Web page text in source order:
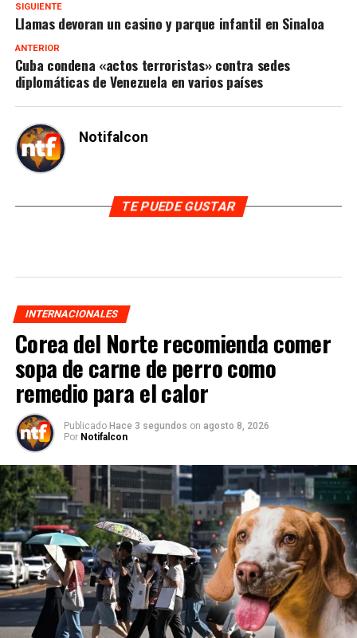
SIGUIENTE
Llamas devoran un casino y parque infantil en Sinaloa
ANTERIOR
Cuba condena «actos terroristas» contra sedes
diplomáticas de Venezuela en varios países
Notifalcon
TE PUEDE GUSTAR
INTERNACIONALES
Corea del Norte recomienda comer
sopa de carne de perro como
remedio para el calor
Publicado Hace 3 segundos on agosto 8, 2026
Por Notifalcon